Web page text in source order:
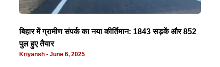
बिहार में ग्रामीण संपर्क का नया कीर्तिमान: 1843 सड़कें और 852
पुल हुए तैयार
Kriyansh June 6, 2025